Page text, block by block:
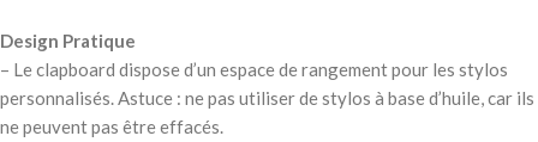
Design Pratique
– Le clapboard dispose d’un espace de rangement pour les stylos
personnalisés. Astuce : ne pas utiliser de stylos à base d’huile, car ils
ne peuvent pas être effacés.